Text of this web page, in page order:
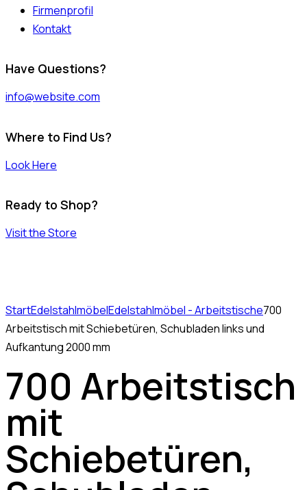
Firmenprofil
Kontakt
Have Questions?
info@website.com
Where to Find Us?
Look Here
Ready to Shop?
Visit the Store
StartEdelstahlmöbelEdelstahlmöbel - Arbeitstische700
Arbeitstisch mit Schiebetüren, Schubladen links und
Aufkantung 2000 mm
700 Arbeitstisch
mit
Schiebetüren,